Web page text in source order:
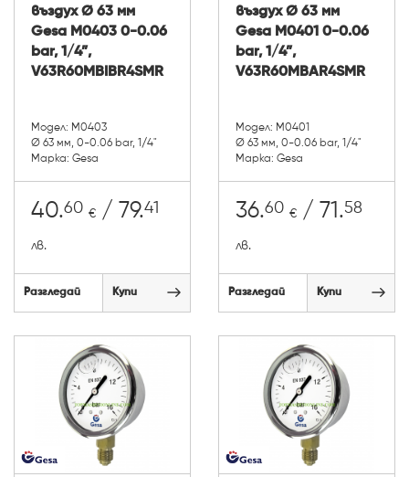
въздух Ø 63 мм
Gesa М0403 0-0.06
bar, 1/4”,
V63R60MBIBR4SMR
Модел: М0403
Ø 63 мм, 0-0.06 bar, 1/4"
Марка: Gesa
40.60 € / 79.41
лв.
Разгледай Купи
въздух Ø 63 мм
Gesa М0401 0-0.06
bar, 1/4”,
V63R60MBAR4SMR
Модел: М0401
Ø 63 мм, 0-0.06 bar, 1/4"
Марка: Gesa
36.60 € / 71.58
лв.
Разгледай Купи